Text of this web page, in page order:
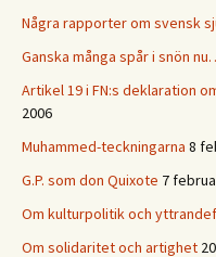
Några rapporter om svensk
Ganska många spår i snön
Artikel 19 i FN:s deklaration
2006
Muhammed-teckningarna 8
G.P. som don Quixote 7
Om kulturpolitik och
Om solidaritet och artighet